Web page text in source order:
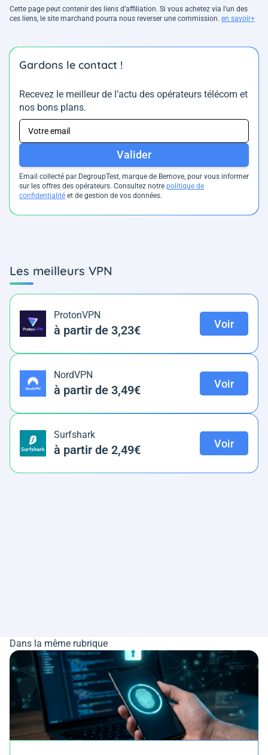
Cette page peut contenir des liens d’affiliation. Si vous achetez via l'un des
ces liens, le site marchand pourra nous reverser une commission. en savoir+
Gardons le contact !
Recevez le meilleur de l’actu des opérateurs télécom et
nos bons plans.
Valider
Email collecté par DegroupTest, marque de Bemove, pour vous informer
sur les offres des opérateurs. Consultez notre politique de
confidentialité et de gestion de vos données.
Les meilleurs VPN
ProtonVPN
à partir de 3,23€ Voir
NordVPN
à partir de 3,49€ Voir
Surfshark
à partir de 2,49€ Voir
Dans la même rubrique